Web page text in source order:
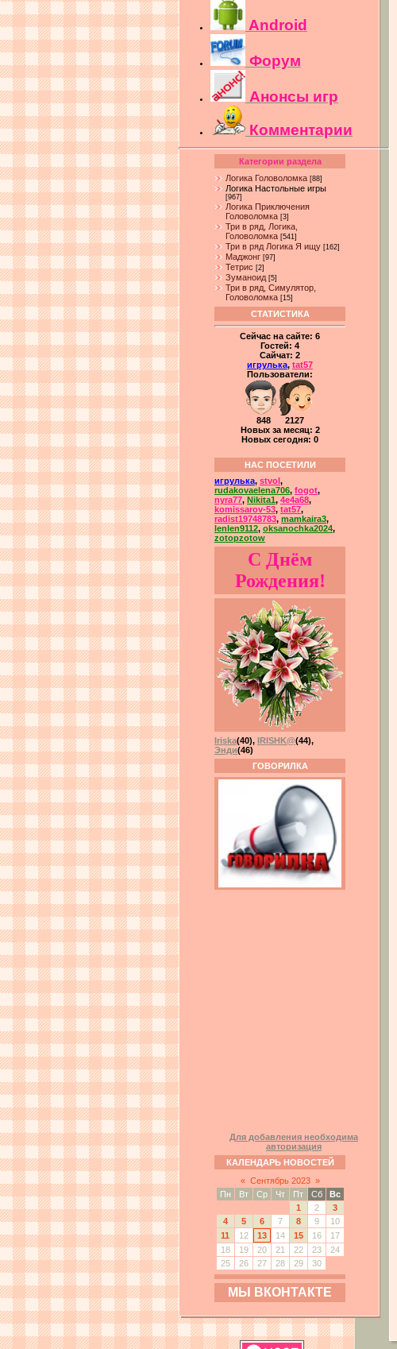
Android
Форум
Анонсы игр
Комментарии
Категории раздела
Логика Головоломка [88]
Логика Настольные игры
[967]
Логика Приключения
Головоломка [3]
Три в ряд, Логика,
Головоломка [541]
Три в ряд Логика Я ищу [162]
Маджонг [97]
Тетрис [2]
Зуманоид [5]
Три в ряд, Симулятор,
Головоломка [15]
СТАТИСТИКА
Сейчас на сайте: 6
Гостей: 4
Сайчат: 2
игрулька, tat57
Пользователи:
848 2127
Новых за месяц: 2
Новых сегодня: 0
НАС ПОСЕТИЛИ
игрулька, stvol ,
rudakovaelena706, fogot,
nyra77, Nikita1, 4e4a68,
komissarov-53, tat57,
radist19748783, mamkaira3,
lenlen9112, oksanochka2024,
zotopzotow
С Днём
Рождения!
Iriska(40), IRISHK@(44),
Энди(46)
ГОВОРИЛКА
Для добавления необходима
авторизация
КАЛЕНДАРЬ НОВОСТЕЙ
« Сентябрь 2023 »
Пн
Вт Ср Чт Пт Сб
Вс
1
2
3
4
5 6 7 8 9
10
11
12 13 14 15 16
17
18
19 20 21 22 23
24
25
26 27 28 29 30
МЫ ВКОНТАКТЕ